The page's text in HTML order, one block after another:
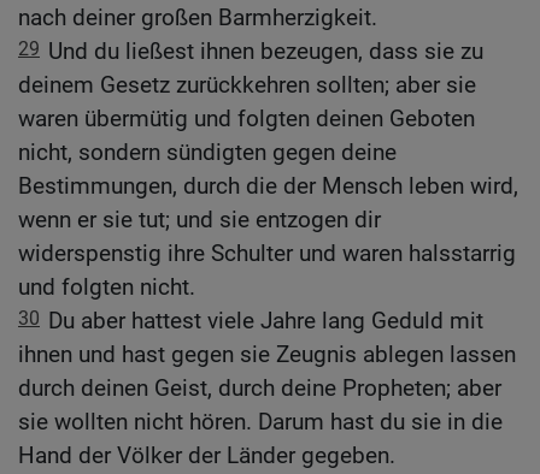
nach deiner großen Barmherzigkeit.
29 Und du ließest ihnen bezeugen, dass sie zu
deinem Gesetz zurückkehren sollten; aber sie
waren übermütig und folgten deinen Geboten
nicht, sondern sündigten gegen deine
Bestimmungen, durch die der Mensch leben wird,
wenn er sie tut; und sie entzogen dir
widerspenstig ihre Schulter und waren halsstarrig
und folgten nicht.
30 Du aber hattest viele Jahre lang Geduld mit
ihnen und hast gegen sie Zeugnis ablegen lassen
durch deinen Geist, durch deine Propheten; aber
sie wollten nicht hören. Darum hast du sie in die
Hand der Völker der Länder gegeben.